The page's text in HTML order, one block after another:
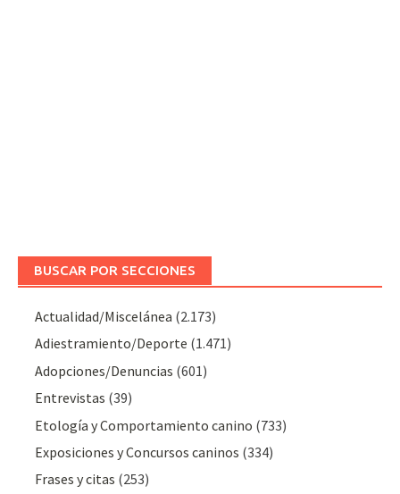
BUSCAR POR SECCIONES
Actualidad/Miscelánea (2.173)
Adiestramiento/Deporte (1.471)
Adopciones/Denuncias (601)
Entrevistas (39)
Etología y Comportamiento canino (733)
Exposiciones y Concursos caninos (334)
Frases y citas (253)